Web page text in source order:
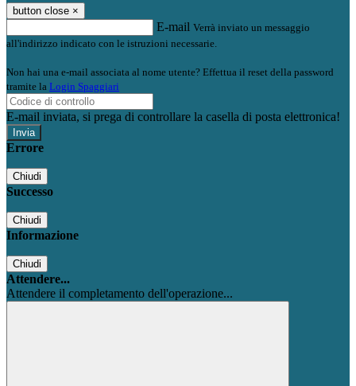
button close ×
E-mail Verrà inviato un messaggio
all'indirizzo indicato con le istruzioni necessarie.
Non hai una e-mail associata al nome utente? Effettua il reset della password
tramite la Login Spaggiari
E-mail inviata, si prega di controllare la casella di posta elettronica!
Errore
Chiudi
Successo
Chiudi
Informazione
Chiudi
Attendere...
Attendere il completamento dell'operazione...